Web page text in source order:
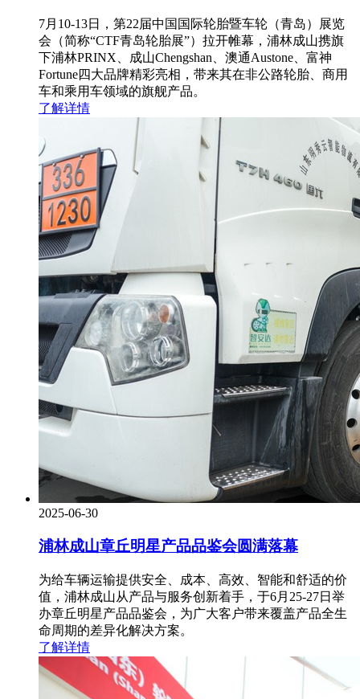
7月10-13日，第22届中国国际轮胎暨车轮（青岛）展览
会（简称“CTF青岛轮胎展”）拉开帷幕，浦林成山携旗
下浦林PRINX、成山Chengshan、澳通Austone、富神
Fortune四大品牌精彩亮相，带来其在非公路轮胎、商用
车和乘用车领域的旗舰产品。
了解详情
2025-06-30
浦林成山章丘明星产品品鉴会圆满落幕
为给车辆运输提供安全、成本、高效、智能和舒适的价
值，浦林成山从产品与服务创新着手，于6月25-27日举
办章丘明星产品品鉴会，为广大客户带来覆盖产品全生
命周期的差异化解决方案。
了解详情